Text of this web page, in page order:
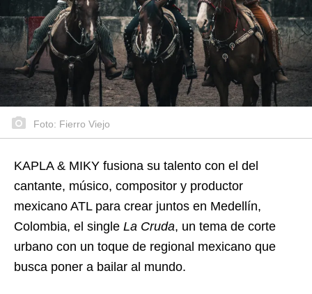
Foto: Fierro Viejo
KAPLA & MIKY fusiona su talento con el del
cantante, músico, compositor y productor
mexicano ATL para crear juntos en Medellín,
Colombia, el single La Cruda, un tema de corte
urbano con un toque de regional mexicano que
busca poner a bailar al mundo.